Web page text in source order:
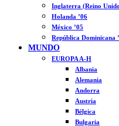
Inglaterra (Reino
Holanda ’06
México ’05
República Dominicana
MUNDO
EUROPA A-H
Albania
Alemania
Andorra
Austria
Bélgica
Bulgaria